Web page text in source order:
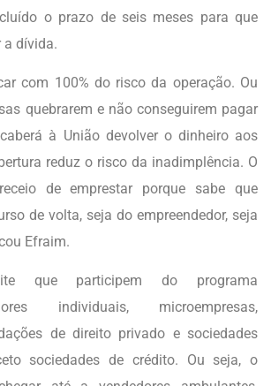
o prazo de seis meses para que
a dívida.
com 100% do risco da operação. Ou
quebrarem e não conseguirem pagar
à União devolver o dinheiro aos
reduz o risco da inadimplência. O
de emprestar porque sabe que
de volta, seja do empreendedor, seja
Efraim.
que participem do programa
individuais, microempresas,
de direito privado e sociedades
sociedades de crédito. Ou seja, o